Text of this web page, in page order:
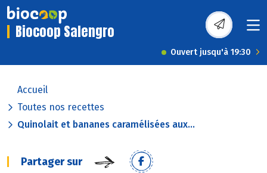
Biocoop Salengro
Ouvert jusqu'à 19:30
Accueil
Toutes nos recettes
Quinolait et bananes caramélisées aux...
Partager sur